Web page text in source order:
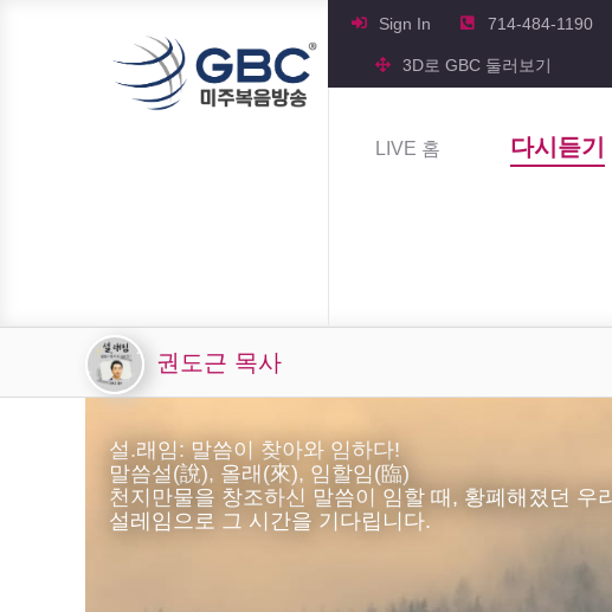
Sign In 714-484-1190
3D로 GBC 둘러보기
LIVE 홈 다시듣기
권도근 목사
설.래임: 말씀이 찾아와 임하다!
말씀설(說), 올래(來), 임할임(臨)
천지만물을 창조하신 말씀이 임할 때, 황폐해졌던 우
설레임으로 그 시간을 기다립니다.